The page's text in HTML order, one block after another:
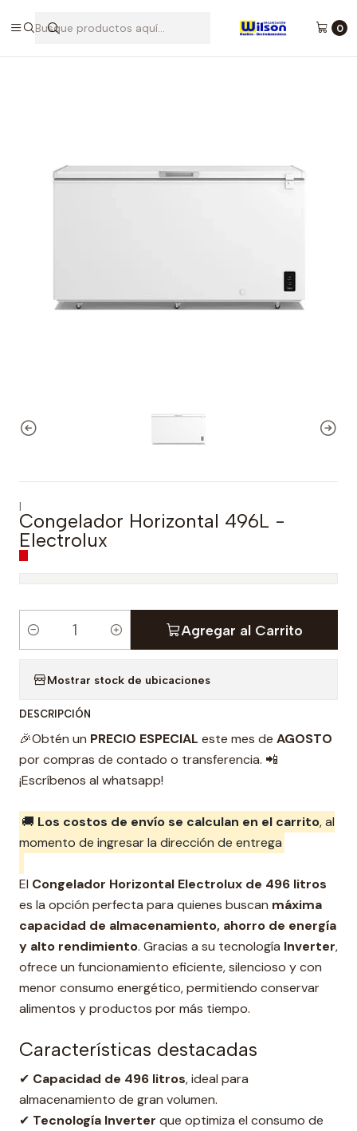
0
Buga, Rozo, Zarzal La Unión
|
Congelador Horizontal 496L -
Electrolux
d
a
d
Agregar al Carrito
Mostrar stock de ubicaciones
DESCRIPCIÓN
🎉Obtén un PRECIO ESPECIAL este mes de AGOSTO
por compras de contado o transferencia. 📲
¡Escríbenos al whatsapp!
🚚 Los costos de envío se calculan en el carrito, al
momento de ingresar la dirección de entrega
El Congelador Horizontal Electrolux de 496 litros
es la opción perfecta para quienes buscan máxima
capacidad de almacenamiento, ahorro de energía
y alto rendimiento. Gracias a su tecnología Inverter,
ofrece un funcionamiento eficiente, silencioso y con
menor consumo energético, permitiendo conservar
alimentos y productos por más tiempo.
Características destacadas
✔ Capacidad de 496 litros, ideal para
almacenamiento de gran volumen.
✔ Tecnología Inverter que optimiza el consumo de